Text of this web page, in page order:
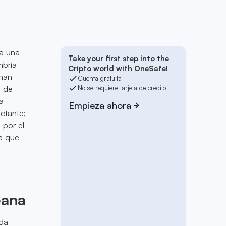
una
de
por el
que
Take your first step into the
Cripto world with OneSafe!
Cuenta gratuita
No se requiere tarjeta de crédito
Empieza ahora